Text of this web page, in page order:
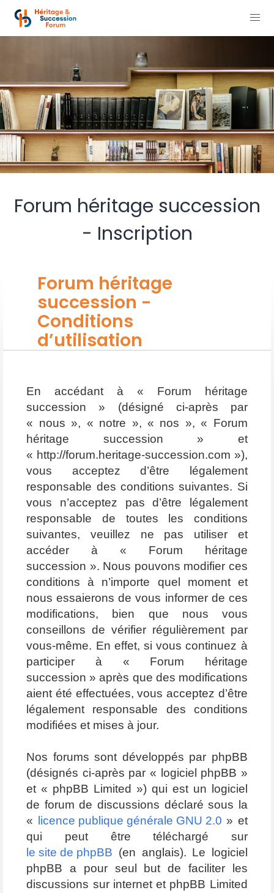
Forum héritage succession
- Inscription
Forum héritage
succession -
Conditions
d’utilisation
En accédant à « Forum héritage
succession » (désigné ci-après par
« nous », « notre », « nos », « Forum
héritage succession » et
« http://forum.heritage-succession.com »),
vous acceptez d’être légalement
responsable des conditions suivantes. Si
vous n’acceptez pas d’être légalement
responsable de toutes les conditions
suivantes, veuillez ne pas utiliser et
accéder à « Forum héritage
succession ». Nous pouvons modifier ces
conditions à n’importe quel moment et
nous essaierons de vous informer de ces
modifications, bien que nous vous
conseillons de vérifier régulièrement par
vous-même. En effet, si vous continuez à
participer à « Forum héritage
succession » après que des modifications
aient été effectuées, vous acceptez d’être
légalement responsable des conditions
modifiées et mises à jour.
Nos forums sont développés par phpBB
(désignés ci-après par « logiciel phpBB »
et « phpBB Limited ») qui est un logiciel
de forum de discussions déclaré sous la
«
licence publique générale GNU 2.0 » et
qui peut être téléchargé sur
le site de phpBB (en anglais). Le logiciel
phpBB a pour seul but de faciliter les
discussions sur internet et phpBB Limited